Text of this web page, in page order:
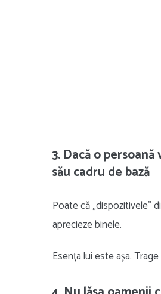
3. Dacă o
său cadru de bază
Poate că „dispozitivele”
aprecieze binele.
Esența lui este așa.